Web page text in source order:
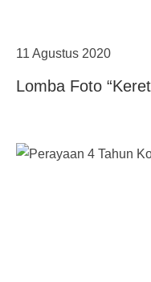
11 Agustus 2020
Lomba Foto